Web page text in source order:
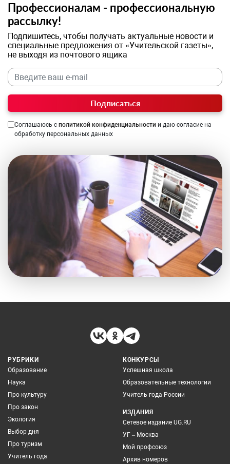
Профессионалам - профессиональную
рассылку!
Подпишитесь, чтобы получать актуальные новости и
специальные предложения от «Учительской газеты»,
не выходя из почтового ящика
Подписаться
Соглашаюсь с политикой конфиденциальности и даю согласие на
обработку персональных данных
РУБРИКИ
Образование
Наука
Про культуру
Про закон
Экология
Выбор дня
Про туризм
Учитель года
КОНКУРСЫ
Успешная школа
Образовательные технологии
Учитель года России
ИЗДАНИЯ
Сетевое издание UG.RU
УГ – Москва
Мой профсоюз
Архив номеров